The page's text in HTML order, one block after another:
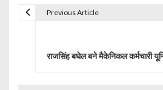
Previous Article
राजसिंह बघेल बने मैकेनिकल कर्मचारी